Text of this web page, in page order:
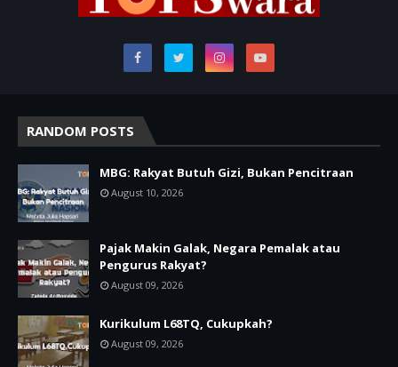
RANDOM POSTS
MBG: Rakyat Butuh Gizi, Bukan Pencitraan
August 10, 2026
Pajak Makin Galak, Negara Pemalak atau
Pengurus Rakyat?
August 09, 2026
Kurikulum L68TQ, Cukupkah?
August 09, 2026